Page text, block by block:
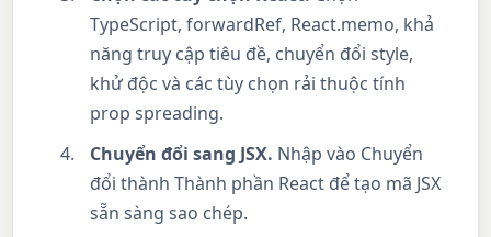
TypeScript, forwardRef, React.memo, khả
năng truy cập tiêu đề, chuyển đổi style,
khử độc và các tùy chọn rải thuộc tính
prop spreading.
Chuyển đổi sang JSX. Nhập vào Chuyển
đổi thành Thành phần React để tạo mã JSX
sẵn sàng sao chép.